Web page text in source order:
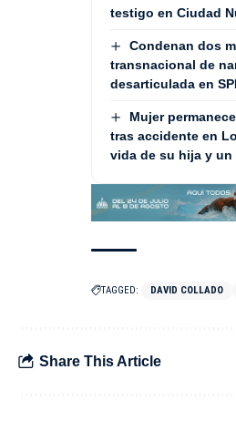
testigo en Ciudad
Condenan dos
transnacional de
desarticulada en
Mujer
tras accidente en
vida de su hija y
TAGGED: DAVID COLLADO
Share This Article